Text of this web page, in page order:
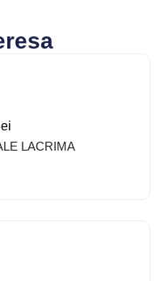
LACRIMA